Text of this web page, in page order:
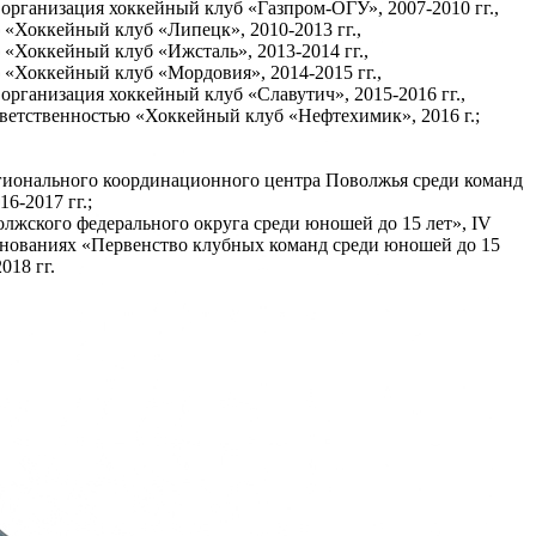
хоккейный клуб «Газпром-ОГУ», 2007-2010 гг.,
«Хоккейный клуб «Липецк», 2010-2013 гг.,
клуб «Ижсталь», 2013-2014 гг.,
«Хоккейный клуб «Мордовия», 2014-2015 гг.,
хоккейный клуб «Славутич», 2015-2016 гг.,
«Хоккейный клуб «Нефтехимик», 2016 г.;
координационного центра Поволжья среди команд
2017 гг.;
федерального округа среди юношей до 15 лет», IV
«Первенство клубных команд среди юношей до 15
гг.